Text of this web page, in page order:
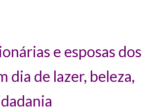
e esposas dos
dia de lazer, beleza,